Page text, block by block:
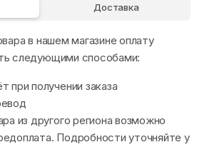
Доставка
в нашем магазине оплату
следующими способами:
при получении заказа
из другого региона возможно
Подробности уточняйте у